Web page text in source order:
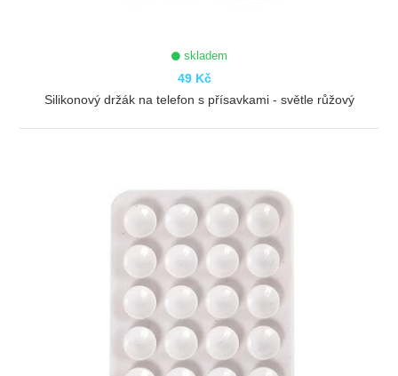
skladem
49 Kč
Silikonový držák na telefon s přísavkami - světle růžový